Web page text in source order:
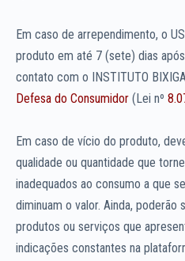
Em caso de arrependimento, o
produto em até 7 (sete) dias
contato com o INSTITUTO
Defesa do Consumidor (Lei nº
Em caso de vício do produto,
qualidade ou quantidade que
inadequados ao consumo a que
diminuam o valor. Ainda,
produtos ou serviços que
indicações constantes na